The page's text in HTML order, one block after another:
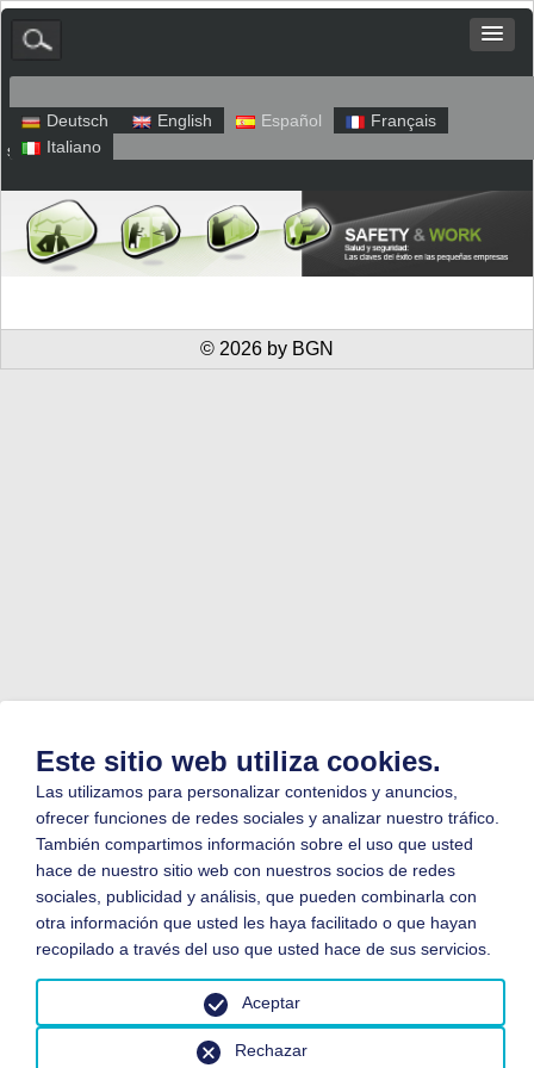
Deutsch English Español
Français
Italiano
sitio web Aviso legal
© 2026 by BGN
Este sitio web utiliza cookies.
Las utilizamos para personalizar contenidos y anuncios,
ofrecer funciones de redes sociales y analizar nuestro tráfico.
También compartimos información sobre el uso que usted
hace de nuestro sitio web con nuestros socios de redes
sociales, publicidad y análisis, que pueden combinarla con
otra información que usted les haya facilitado o que hayan
recopilado a través del uso que usted hace de sus servicios.
Rechazar
Aceptar